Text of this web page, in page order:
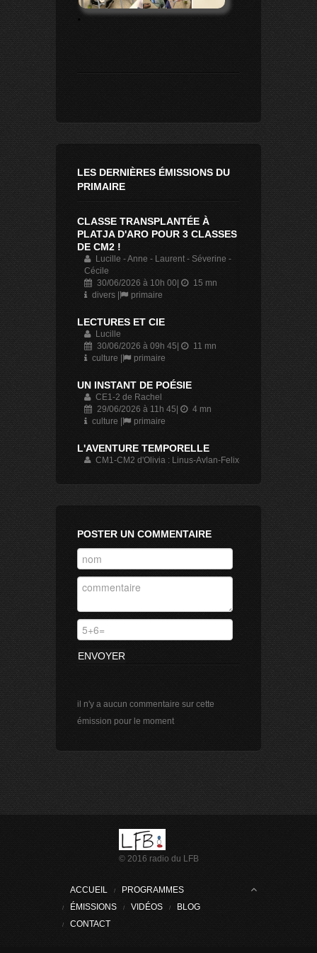
.
LES DERNIÈRES ÉMISSIONS DU
PRIMAIRE
CLASSE TRANSPLANTÉE À
PLATJA D'ARO POUR 3 CLASSES
DE CM2 !
Lucille - Anne - Laurent - Séverine -
Cécile
30/06/2026 à 10h 00|
15 mn
divers |
primaire
LECTURES ET CIE
Lucille
30/06/2026 à 09h 45|
11 mn
culture |
primaire
UN INSTANT DE POÉSIE
CE1-2 de Rachel
29/06/2026 à 11h 45|
4 mn
culture |
primaire
L'AVENTURE TEMPORELLE
CM1-CM2 d'Olivia : Linus-Aylan-Felix-
29/06/2026 à 10h 15|
6 mn
primaire
CE1-6 de Léopol : Leonardo-Castille-
Sofía-Hermès
29/06/2026 à 10h 00|
culture |
primaire
CLASSE BLEUE !
Lucille - Laurent
26/06/2026 à 12h 00|
26/06/2026 à 11h 30|
7 mn
musique |
primaire
L'AVENTURE TEMPORELLE
CM2-5 de Séverine : Margot-Noah-
Emiy-Corentine-Marc
22/06/2026 à 14h 00|
6 mn
LES AVENTURES DE PETIT POILU
CE1-6 de Léopol : Salim-Gwil-Théa-
Matteo
POSTER UN COMMENTAIRE
il n'y a aucun commentaire sur cette
émission pour le moment
© 2016 radio du LFB
ACCUEIL
PROGRAMMES
ÉMISSIONS
VIDÉOS
BLOG
CONTACT